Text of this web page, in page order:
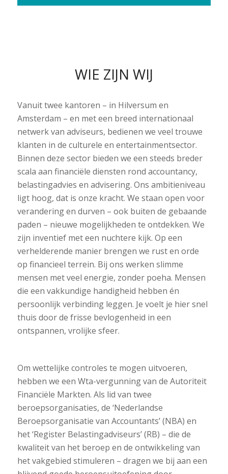
WIE ZIJN WIJ
Vanuit twee kantoren – in Hilversum en
Amsterdam – en met een breed internationaal
netwerk van adviseurs, bedienen we veel trouwe
klanten in de culturele en entertainmentsector.
Binnen deze sector bieden we een steeds breder
scala aan financiële diensten rond accountancy,
belastingadvies en advisering. Ons ambitieniveau
ligt hoog, dat is onze kracht. We staan open voor
verandering en durven – ook buiten de gebaande
paden – nieuwe mogelijkheden te ontdekken. We
zijn inventief met een nuchtere kijk. Op een
verhelderende manier brengen we rust en orde
op financieel terrein. Bij ons werken slimme
mensen met veel energie, zonder poeha. Mensen
die een vakkundige handigheid hebben én
persoonlijk verbinding leggen. Je voelt je hier snel
thuis door de frisse bevlogenheid in een
ontspannen, vrolijke sfeer.
Om wettelijke controles te mogen uitvoeren,
hebben we een Wta-vergunning van de Autoriteit
Financiële Markten. Als lid van twee
beroepsorganisaties, de ‘Nederlandse
Beroepsorganisatie van Accountants’ (NBA) en
het ‘Register Belastingadviseurs’ (RB) – die de
kwaliteit van het beroep en de ontwikkeling van
het vakgebied stimuleren – dragen we bij aan een